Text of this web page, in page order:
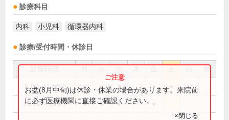
診療科目
内科 小児科 循環器内科
診療/受付時間・休診日
祝
9:00～12:00 ● ● ● ●
15:00～18:00 ● ● ●
お盆(8月中旬)は休診・休業の場合があります。来院前
に必ず医療機関に直接ご確認ください。
×閉じる